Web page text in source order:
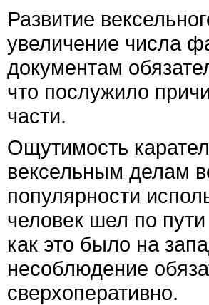
Развитие
увеличение числа
документам
что послужило
части.
Ощутимость
вексельным делам
популярности
человек шел по
как это было на
несоблюдение
сверхоперативно.